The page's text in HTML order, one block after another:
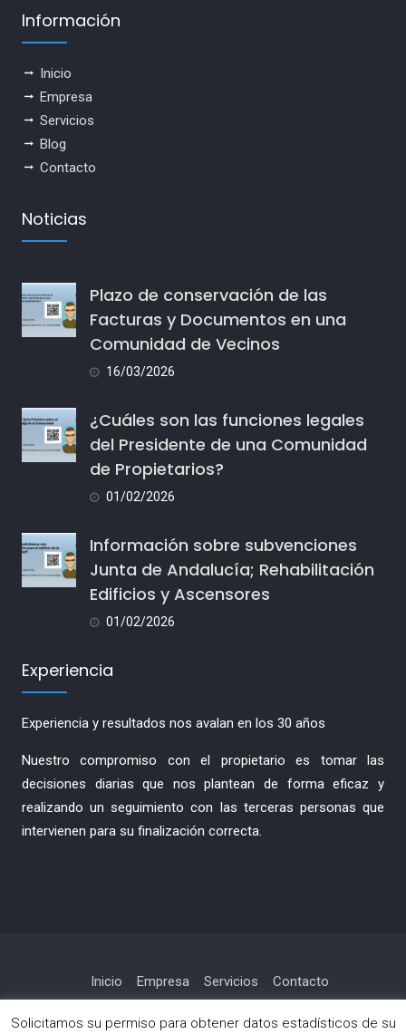
Información
Inicio
Empresa
Servicios
Blog
Contacto
Noticias
Plazo de conservación de las
Facturas y Documentos en una
Comunidad de Vecinos
16/03/2026
¿Cuáles son las funciones legales
del Presidente de una Comunidad
de Propietarios?
01/02/2026
Información sobre subvenciones
Junta de Andalucía; Rehabilitación
Edificios y Ascensores
01/02/2026
Experiencia
Experiencia y resultados nos avalan en los 30 años
Nuestro compromiso con el propietario es tomar las
decisiones diarias que nos plantean de forma eficaz y
realizando un seguimiento con las terceras personas que
intervienen para su finalización correcta.
Inicio Empresa Servicios
Contacto
Política de privacidad
Solicitamos su permiso para obtener datos estadísticos de su